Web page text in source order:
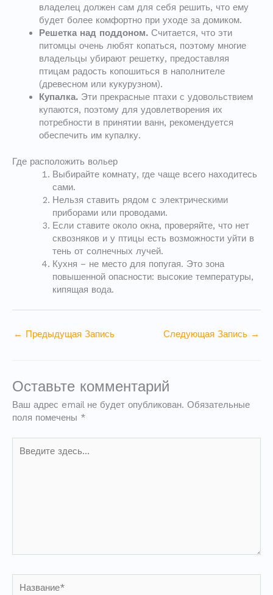
владелец должен сам для себя решить, что ему
будет более комфортно при уходе за домиком.
Решетка над поддоном. Считается, что эти
питомцы очень любят копаться, поэтому многие
владельцы убирают решетку, предоставляя
птицам радость копошиться в наполнителе
(древесном или кукурузном).
Купалка. Эти прекрасные птахи с удовольствием
купаются, поэтому для удовлетворения их
потребности в принятии ванн, рекомендуется
обеспечить им купалку.
Где расположить вольер
Выбирайте комнату, где чаще всего находитесь
сами.
Нельзя ставить рядом с электрическими
приборами или проводами.
Если ставите около окна, проверяйте, что нет
сквозняков и у птицы есть возможности уйти в
тень от солнечных лучей.
Кухня – не место для попугая. Это зона
повышенной опасности: высокие температуры,
кипящая вода.
← Предыдущая Запись Следующая Запись →
Оставьте комментарий
Ваш адрес email не будет опубликован. Обязательные
поля помечены *
здесь...